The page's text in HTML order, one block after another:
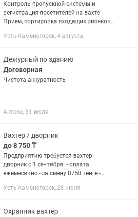
Контроль пропускной системы и
регистрация посетителей на вахте
Прием, сортировка входящих звонков,
доступа в офис Поддержание порядка
Усть-Каменогорск, 4 августа
Дежурный по зданию
Договорная
Чистота.аккуратность
Актобе, 31 июля
Вахтер / дворник
до 8 750 ₸
Предприятию требуется вахтер
дворник с 1 сентября: - оплата
ежемесячно - за смену 8750 тенге -
предпочтителен пенсионный возраст -
здание...
Усть-Каменогорск, 28 июля
Охранник вахтёр